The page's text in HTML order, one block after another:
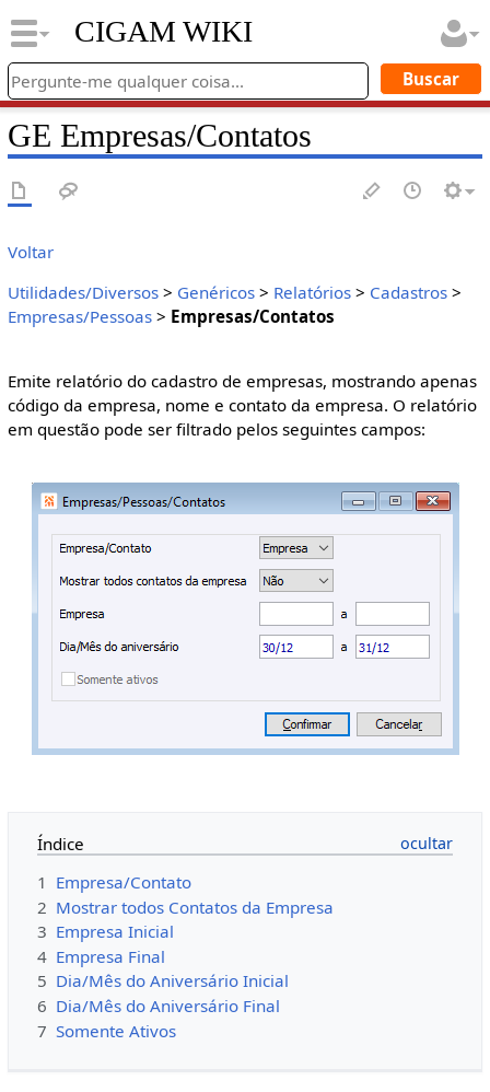
CIGAM WIKI
GE Empresas/Contatos
Voltar
Utilidades/Diversos> Genéricos> Relatórios> Cadastros>
Empresas/Pessoas> Empresas/Contatos
Emite relatório do cadastro de empresas, mostrando apenas
código da empresa, nome e contato da empresa. O relatório
em questão pode ser filtrado pelos seguintes campos:
Índice
1 Empresa/Contato
2 Mostrar todos Contatos da Empresa
3 Empresa Inicial
4 Empresa Final
5 Dia/Mês do Aniversário Inicial
6 Dia/Mês do Aniversário Final
7 Somente Ativos